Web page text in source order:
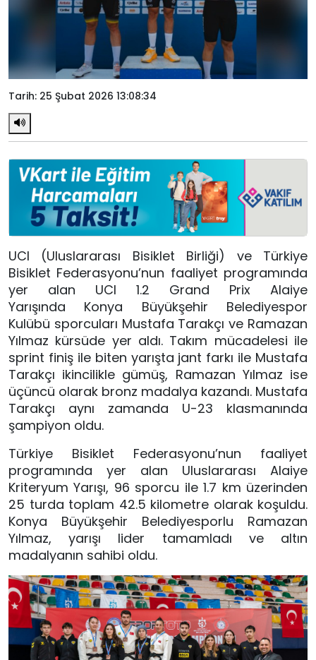
Tarih: 25 Şubat 2026 13:08:34
UCI (Uluslararası Bisiklet Birliği) ve Türkiye
Bisiklet Federasyonu’nun faaliyet programında
yer alan UCI 1.2 Grand Prix Alaiye
Yarışında Konya Büyükşehir Belediyespor
Kulübü sporcuları Mustafa Tarakçı ve Ramazan
Yılmaz kürsüde yer aldı. Takım mücadelesi ile
sprint finiş ile biten yarışta jant farkı ile Mustafa
Tarakçı ikincilikle gümüş, Ramazan Yılmaz ise
üçüncü olarak bronz madalya kazandı. Mustafa
Tarakçı aynı zamanda U-23 klasmanında
şampiyon oldu.
Türkiye Bisiklet Federasyonu’nun faaliyet
programında yer alan Uluslararası Alaiye
Kriteryum Yarışı, 96 sporcu ile 1.7 km üzerinden
25 turda toplam 42.5 kilometre olarak koşuldu.
Konya Büyükşehir Belediyesporlu Ramazan
Yılmaz, yarışı lider tamamladı ve altın
madalyanın sahibi oldu.